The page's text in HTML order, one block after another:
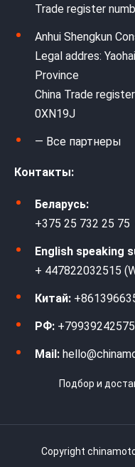
Trade register
Anhui Shengkun
Legal addres:
Province
China Trade
0XN19J
— Все партнеры
Контакты:
Беларусь:
+375 25 732 25 75
English speaking
+ 447822032515
Китай:
РФ:
Mail:
Подбор и
Copyright